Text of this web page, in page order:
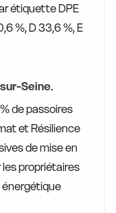
étiquette DPE
%, D 33,6 %, E
Seine.
de passoires
et Résilience
de mise en
propriétaires